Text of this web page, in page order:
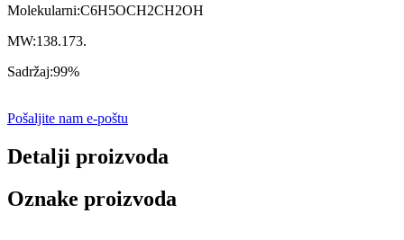
Molekularni:C6H5OCH2CH2OH
MW:138.173.
Sadržaj:99%
Pošaljite nam e-poštu
Detalji proizvoda
Oznake proizvoda